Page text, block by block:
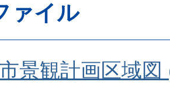
ァイル
景観計画区域